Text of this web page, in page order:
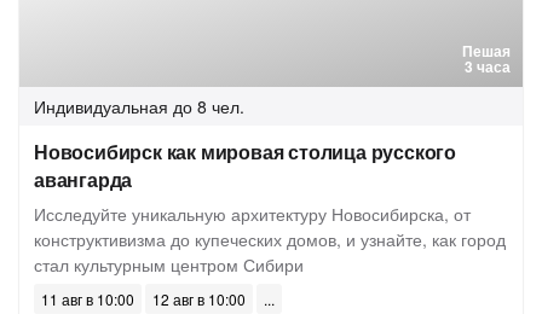
Пешая
3 часа
Индивидуальная до 8 чел.
Новосибирск как мировая столица русского
авангарда
Исследуйте уникальную архитектуру Новосибирска, от
конструктивизма до купеческих домов, и узнайте, как город
стал культурным центром Сибири
11 авг в 10:00
12 авг в 10:00